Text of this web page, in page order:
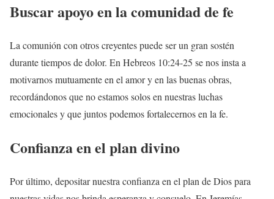
Buscar apoyo en la comunidad de fe
La comunión con otros creyentes puede ser un gran sostén
durante tiempos de dolor. En Hebreos 10:24-25 se nos insta a
motivarnos mutuamente en el amor y en las buenas obras,
recordándonos que no estamos solos en nuestras luchas
emocionales y que juntos podemos fortalecernos en la fe.
Confianza en el plan divino
Por último, depositar nuestra confianza en el plan de Dios para